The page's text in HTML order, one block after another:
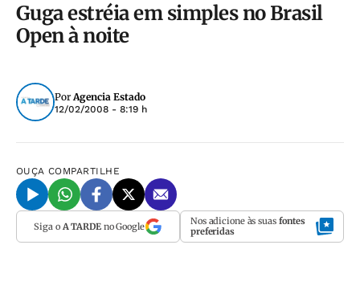
Guga estréia em simples no Brasil
Open à noite
PorAgencia Estado
12/02/2008 - 8:19 h
OUÇA COMPARTILHE
Siga o A TARDEno Google Nos adicione às suas fontes
preferidas